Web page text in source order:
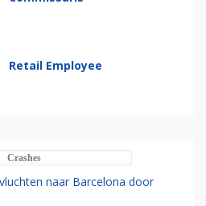
Retail Employee
Crashes
naar Barcelona door